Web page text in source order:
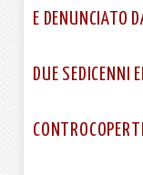
E DENUNCIATO
DUE SEDICENNI